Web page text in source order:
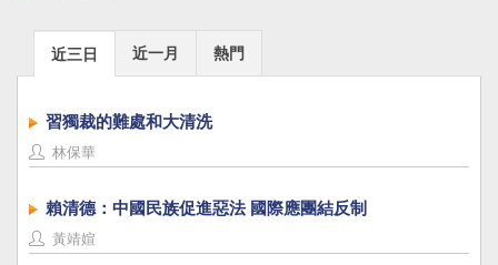
近三日 近一月 熱門
習獨裁的難處和大清洗
林保華
賴清德：中國民族促進惡法 國際應團結反制
黃靖媗